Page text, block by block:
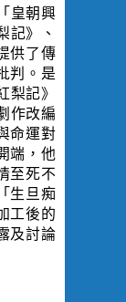
皇朝興
記》、
供了傳
判。是
記》
作改編
命運對
端，他
至死不
生旦痴
工後的
及討論